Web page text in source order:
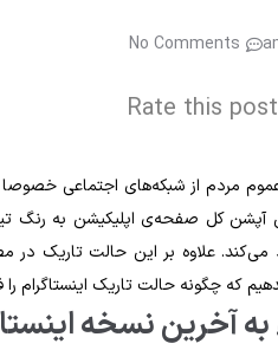
No Comments
Rate this post
مردم از شبکه‌های اجتماعی خصوصا
آپشن کل صفحه‌ی اپلیکیشن به
می‌کند. علاوه بر این حالت تاریک
که چگونه حالت تاریک اینستاگرام
به آخرین نسخه